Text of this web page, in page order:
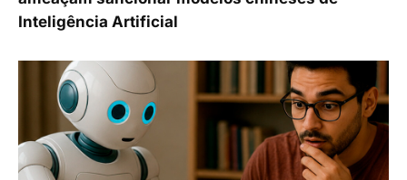
Inteligência Artificial